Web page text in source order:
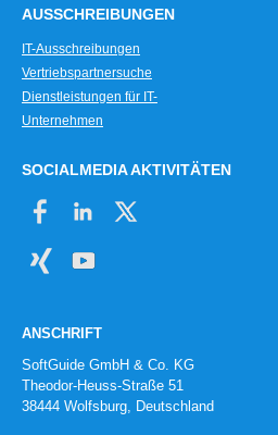
AUSSCHREIBUNGEN
IT-Ausschreibungen
Vertriebspartnersuche
Dienstleistungen für IT-
Unternehmen
SOCIALMEDIA AKTIVITÄTEN
ANSCHRIFT
SoftGuide GmbH & Co. KG
Theodor-Heuss-Straße 51
38444 Wolfsburg, Deutschland